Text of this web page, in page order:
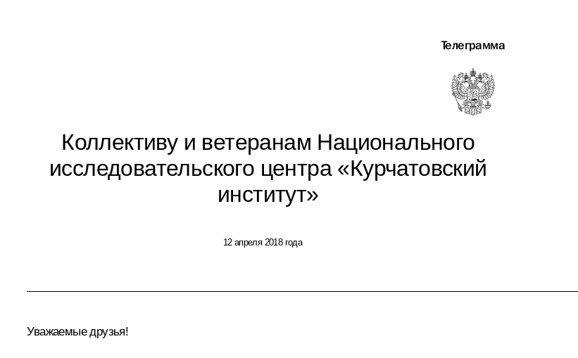
Телеграмма
Коллективу и ветеранам Национального
исследовательского центра «Курчатовский
институт»
12 апреля 2018 года
Уважаемые друзья!